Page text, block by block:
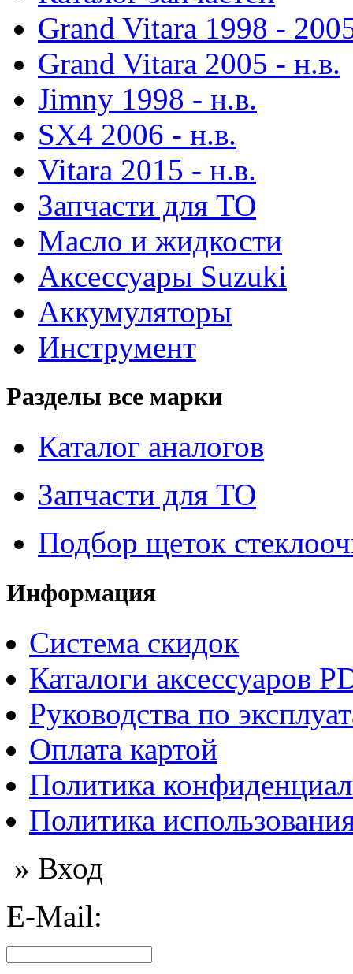
Grand Vitara 1998 -
Grand Vitara 2005 - н.в.
Jimny 1998 - н.в.
SX4 2006 - н.в.
Vitara 2015 - н.в.
Запчасти для ТО
Масло и жидкости
Аксессуары Suzuki
Аккумуляторы
Инструмент
Разделы все марки
Каталог аналогов
Запчасти для ТО
Подбор щеток
Информация
Система скидок
Каталоги аксессуаров
Руководства по
Оплата картой
Политика
Политика
» Вход
E-Mail: